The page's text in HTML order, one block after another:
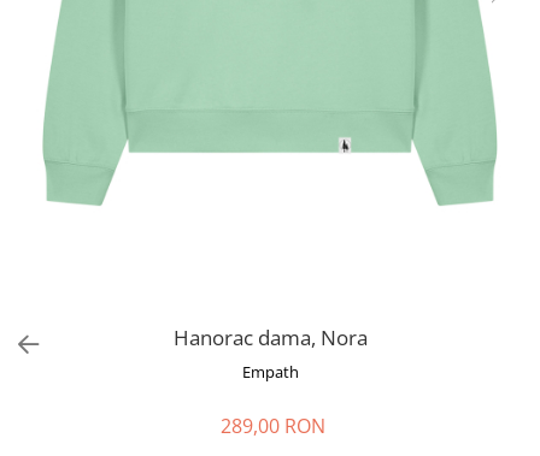
Hanorac dama, Nora
Empath
289,00 RON